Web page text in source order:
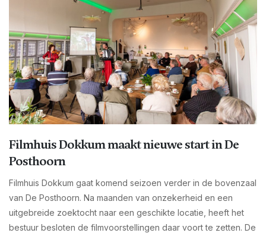
Filmhuis Dokkum maakt nieuwe start in De
Posthoorn
Filmhuis Dokkum gaat komend seizoen verder in de bovenzaal
van De Posthoorn. Na maanden van onzekerheid en een
uitgebreide zoektocht naar een geschikte locatie, heeft het
bestuur besloten de filmvoorstellingen daar voort te zetten. De